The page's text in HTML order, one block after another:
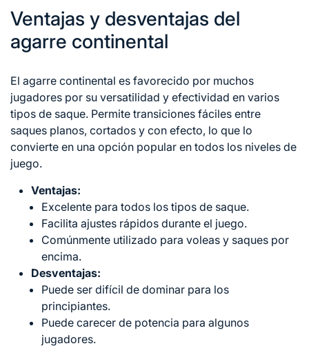
Ventajas y desventajas del
agarre continental
El agarre continental es favorecido por muchos
jugadores por su versatilidad y efectividad en varios
tipos de saque. Permite transiciones fáciles entre
saques planos, cortados y con efecto, lo que lo
convierte en una opción popular en todos los niveles de
juego.
Ventajas:
Excelente para todos los tipos de saque.
Facilita ajustes rápidos durante el juego.
Comúnmente utilizado para voleas y saques por
encima.
Desventajas:
Puede ser difícil de dominar para los
principiantes.
Puede carecer de potencia para algunos
jugadores.